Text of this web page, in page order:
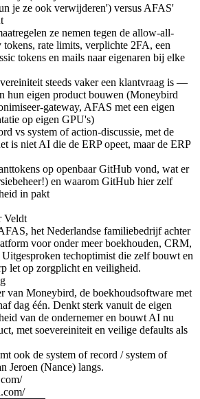
je ze ook verwijderen') versus AFAS'
ze nemen tegen de allow-all-
rate limits, verplichte 2FA, een
tokens en mails naar eigenaren bij elke
steeds vaker een klantvraag is —
hun eigen product bouwen (Moneybird
gateway, AFAS met een eigen
op eigen GPU's)
vs system of action-discussie, met de
is niet AI die de ERP opeet, maar de ERP
op openbaar GitHub vond, wat er
en waarom GitHub hier zelf
in pakt
Veldt
het Nederlandse familiebedrijf achter
voor onder meer boekhouden, CRM,
techoptimist die zelf bouwt en
let op zorgplicht en veiligheid.
van Moneybird, de boekhoudsoftware met
dag één. Denkt sterk vanuit de eigen
van de ondernemer en bouwt AI nu
met soevereiniteit en veilige defaults als
ook de system of record / system of
Jeroen (Nance) langs.